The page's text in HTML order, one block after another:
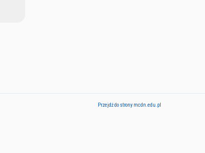
Przejdź do strony mcdn.edu.pl